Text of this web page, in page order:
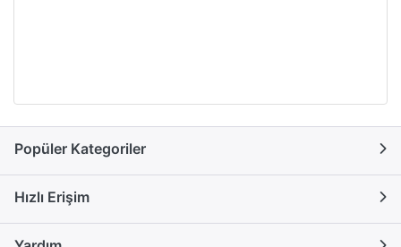
Popüler Kategoriler
Hızlı Erişim